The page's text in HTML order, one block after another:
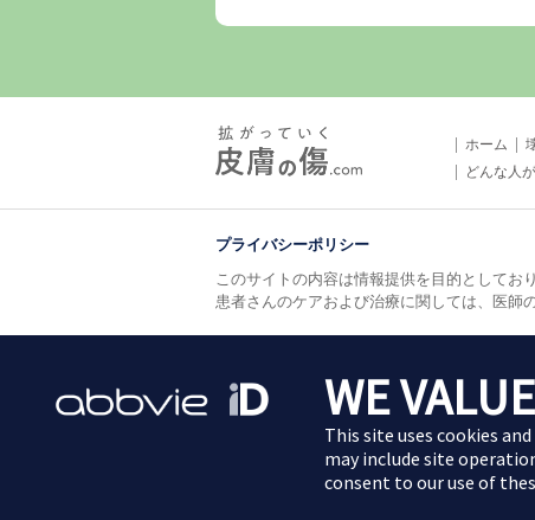
ホーム
どんな人
プライバシーポリシー
このサイトの内容は情報提供を目的としてお
患者さんのケアおよび治療に関しては、医師
JP-HUMD-200166-6.0
WE
This site uses cookies
may include site
consent to our use of